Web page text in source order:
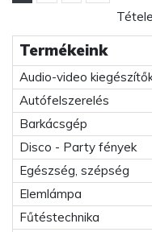
Termékeink
Audio-video
Autófelszerelés
Barkácsgép
Disco - Party fények
Egészség, szépség
Elemlámpa
Fűtéstechnika